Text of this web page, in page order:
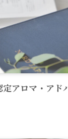
アロマ・アド